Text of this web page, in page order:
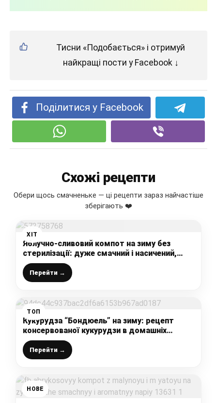
Тисни «Подобається» і отримуй
найкращі пости у Facebook ↓
Поділитися у Facebook
Схожі рецепти
Обери щось смачненьке — ці рецепти зараз найчастіше
зберігають ❤️
ХІТ
Яблучно-сливовий компот на зиму без
стерилізації: дуже смачний і насичений,
асорті закрутила, всієї сім’ї догодила
Перейти →
ТОП
Кукурудза “Бондюель” на зиму: рецепт
консервованої кукурудзи в домашніх
умовах
Перейти →
НОВЕ